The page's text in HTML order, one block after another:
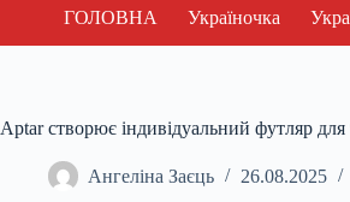
ГОЛОВНА Україночка
Aptar створює індивідуальний футляр
Ангеліна Заєць 26.08.2025